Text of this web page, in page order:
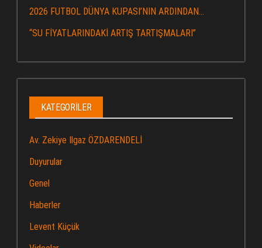
2026 FUTBOL DÜNYA KUPASI’NIN ARDINDAN…
“SU FİYATLARINDAKİ ARTIŞ TARTIŞMALARI”
KATEGORILER
Av. Zekiye Ilgaz ÖZDARENDELİ
Duyurular
Genel
Haberler
Levent Küçük